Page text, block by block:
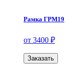
Рамка ГРМ19
от 3400 ₽
Заказать